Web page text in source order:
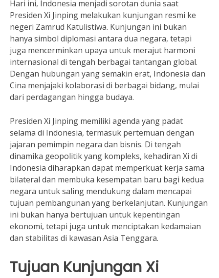
Hari ini, Indonesia menjadi sorotan dunia saat
Presiden Xi Jinping melakukan kunjungan resmi ke
negeri Zamrud Katulistiwa. Kunjungan ini bukan
hanya simbol diplomasi antara dua negara, tetapi
juga mencerminkan upaya untuk merajut harmoni
internasional di tengah berbagai tantangan global.
Dengan hubungan yang semakin erat, Indonesia dan
Cina menjajaki kolaborasi di berbagai bidang, mulai
dari perdagangan hingga budaya.
Presiden Xi Jinping memiliki agenda yang padat
selama di Indonesia, termasuk pertemuan dengan
jajaran pemimpin negara dan bisnis. Di tengah
dinamika geopolitik yang kompleks, kehadiran Xi di
Indonesia diharapkan dapat memperkuat kerja sama
bilateral dan membuka kesempatan baru bagi kedua
negara untuk saling mendukung dalam mencapai
tujuan pembangunan yang berkelanjutan. Kunjungan
ini bukan hanya bertujuan untuk kepentingan
ekonomi, tetapi juga untuk menciptakan kedamaian
dan stabilitas di kawasan Asia Tenggara.
Tujuan Kunjungan Xi